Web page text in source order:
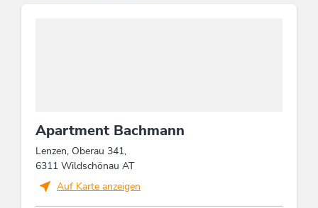
Apartment Bachmann
Lenzen, Oberau 341,
6311 Wildschönau AT
Auf Karte anzeigen